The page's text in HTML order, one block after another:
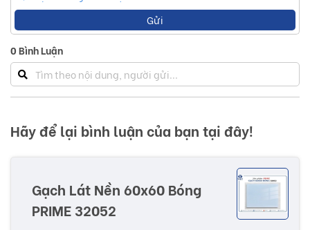
Gửi
0Bình Luận
Hãy để lại bình luận của bạn tại đây!
Gạch Lát Nền 60x60 Bóng
PRIME 32052